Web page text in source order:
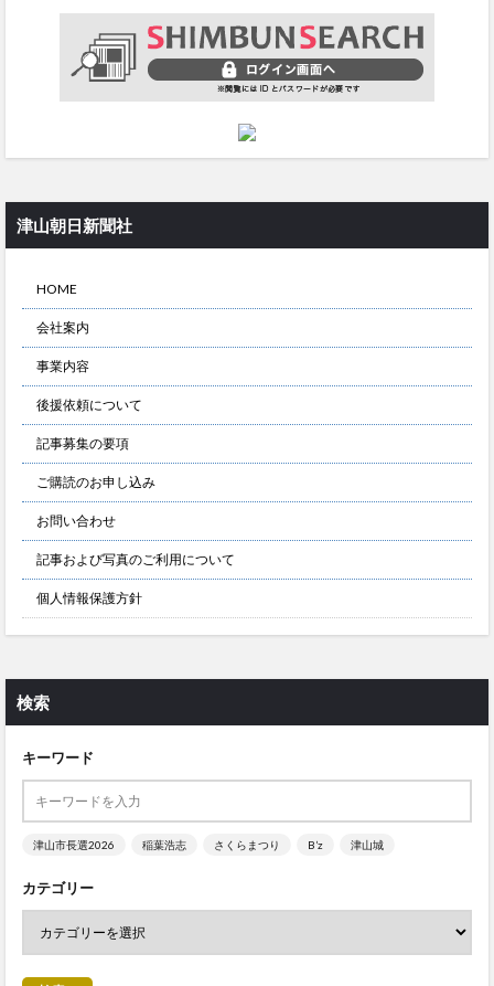
津山朝日新聞社
HOME
会社案内
事業内容
後援依頼について
記事募集の要項
ご購読のお申し込み
お問い合わせ
記事および写真のご利用について
個人情報保護方針
検索
キーワード
津山市長選2026 稲葉浩志 さくらまつり B’z 津山城
カテゴリー